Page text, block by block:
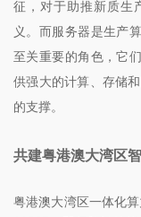
征，对于助推新质生
义。而服务器是生产
至关重要的角色，它
供强大的计算、存储
的支撑。
共建粤港澳大湾区
粤港澳大湾区一体化